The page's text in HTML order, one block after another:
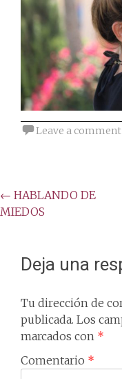
Leave a comment
Post
navigation
← HABLANDO DE
MIEDOS
Deja una
Tu dirección de
publicada. Los
marcados con *
Comentario *